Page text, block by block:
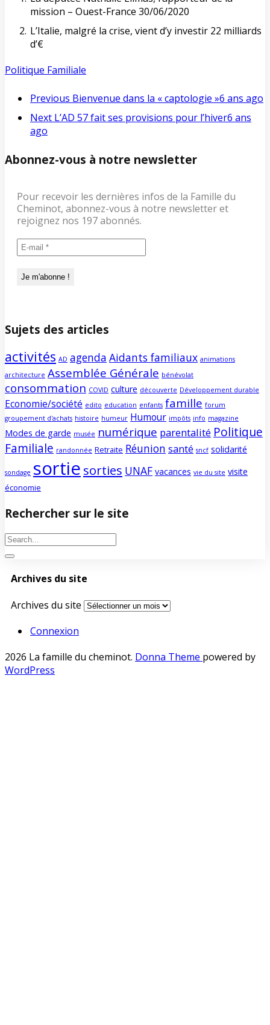
mission – Ouest-France 30/06/2020
L’Italie, malgré la crise, vient d’y investir 22 milliards
d’€
Politique Familiale
Previous Bienvenue dans la « captologie »6 ans ago
Next L’AD 57 fait ses provisions pour l’hiver6 ans
ago
Abonnez-vous à notre newsletter
Pour recevoir les dernières infos de la Famille du
Cheminot, abonnez-vous à notre newsletter et
rejoignez nos 197 abonnés.
Sujets des articles
activités AD agenda Aidants familiaux animations
architecture Assemblée Générale bénévolat
consommation COVID culture découverte Développement durable
Economie/société edito education enfants famille forum
groupement d'achats histoire humeur Humour impôts info magazine
Modes de garde musée numérique parentalité Politique
Familiale randonnée Retraite Réunion santé sncf solidarité
sondage sortie sorties UNAF vacances vie du site visite
économie
Rechercher sur le site
Archives du site
Archives du site
Connexion
2026 La famille du cheminot. Donna Theme powered by
WordPress